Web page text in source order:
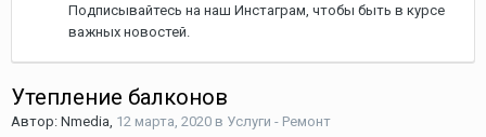
Подписывайтесь на наш Инстаграм, чтобы быть в курсе
важных новостей.
Утепление балконов
Автор: Nmedia, 12 марта, 2020 в Услуги - Ремонт